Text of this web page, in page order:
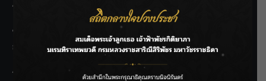
ระบายน้ำศรีสองรักฯ
‘แมน การิน’ แชร์ความเชื่อชวนคิด! “อยากกินอะไรหลังจาก
ลาโลกนี้ ให้ใส่บาตรสิ่งนั้นไว้ตอนยังมีชีวิต”
ราชเลขานุการในพระองค์ฯ ติดตามโครงการหุบกะพง–ห้วย